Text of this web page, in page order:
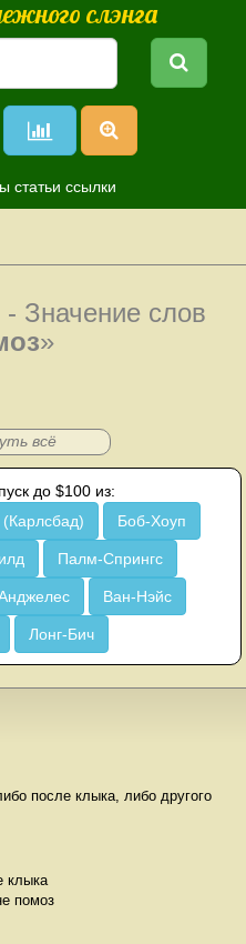
слэнга
статьи ссылки
- Значение слов
»
всё
до $100 из:
Боб-Хоуп
Палм-Спрингс
Ван-Нэйс
Лонг-Бич
после клыка, либо другого
клыка
помоз